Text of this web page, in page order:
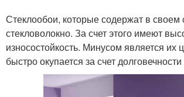
Стеклообои, которые содержат в своем
стекловолокно. За счет этого имеют
износостойкость. Минусом является их
быстро окупается за счет